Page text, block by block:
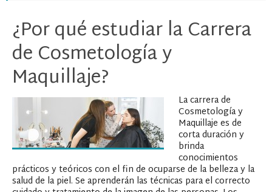
¿Por qué estudiar la Carrera
de Cosmetología y
Maquillaje?
La carrera de
Cosmetología y
Maquillaje es de
corta duración y
brinda
conocimientos
prácticos y teóricos con el fin de ocuparse de la belleza y la
salud de la piel. Se aprenderán las técnicas para el correcto